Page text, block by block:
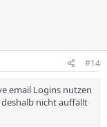
#14
email Logins nutzen
nicht auffällt